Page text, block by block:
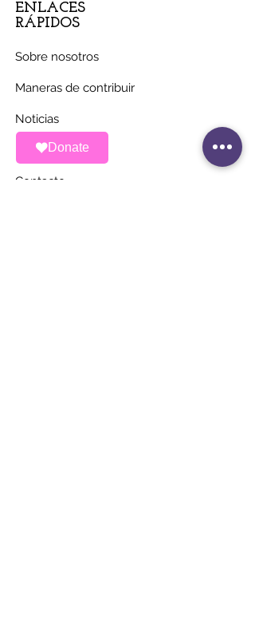
Donate
ENLACES
RÁPIDOS
Sobre nosotros
Maneras de contribuir
Noticias
Eventos
Contacto